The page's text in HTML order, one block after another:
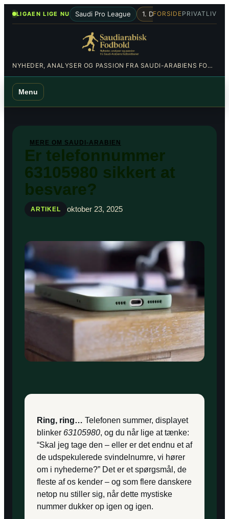
SpringLIGAEN LIGE NU Saudi Pro League 1. Division Al-Hilal•Al-
FORSIDEPRIVATLIV
NYHEDER, ANALYSER OG PASSION FRA SAUDI-ARABIENS FODBOLDBANER
Menu
MERE OM SAUDI-ARABIEN
Er telefonnummer
63105980 sikkert at
besvare?
ARTIKEL oktober 23, 2025
Ring, ring… Telefonen summer, displayet
blinker 63105980, og du når lige at tænke:
“Skal jeg tage den – eller er det endnu et af
de udspekulerede svindelnumre, vi hører
om i nyhederne?” Det er et spørgsmål, de
fleste af os kender – og som flere danskere
netop nu stiller sig, når dette mystiske
nummer dukker op igen og igen.